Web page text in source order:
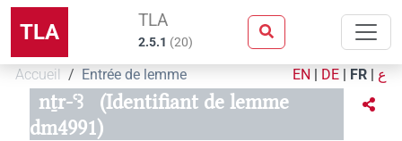
TLA TLA
2.5.1 (20)
Accueil Entrée de lemme EN | DE | FR | ع
nṯr-ꜥꜣ
(Identifiant de lemme
dm4991)